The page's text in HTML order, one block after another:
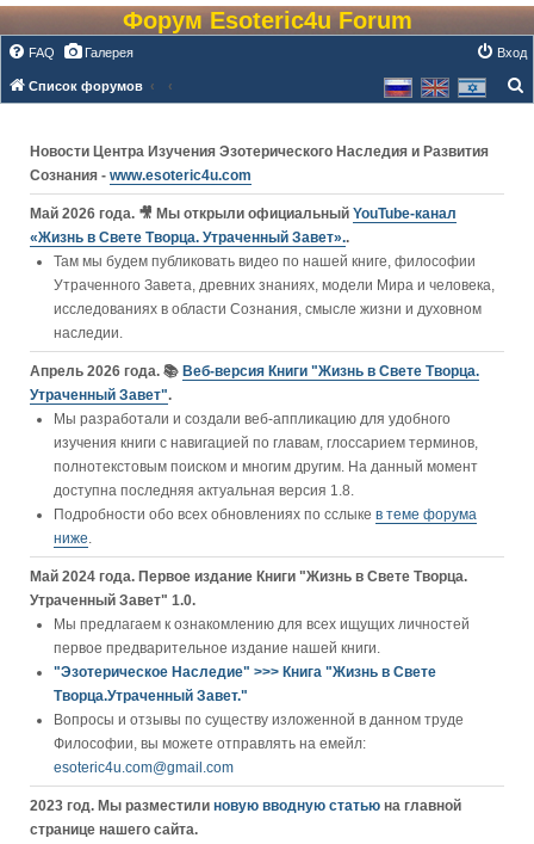
Форум Esoteric4u Forum
FAQ Галерея Вход
Список форумов
Новости Центра Изучения Эзотерического Наследия и Развития
Сознания - www.esoteric4u.com
Май 2026 года. 🎥 Мы открыли официальный YouTube‑канал
«Жизнь в Свете Творца. Утраченный Завет»..
Там мы будем публиковать видео по нашей книге, философии
Утраченного Завета, древних знаниях, модели Мира и человека,
исследованиях в области Сознания, смысле жизни и духовном
наследии.
Апрель 2026 года. 📚 Веб-версия Книги "Жизнь в Свете Творца.
Утраченный Завет".
Мы разработали и создали веб-аппликацию для удобного
изучения книги c навигацией по главам, глоссарием терминов,
полнотекстовым поиском и многим другим. На данный момент
доступна последняя актуальная версия 1.8.
Подробности обо всех обновлениях по сслыке в теме форума
ниже.
Май 2024 года. Первое издание Книги "Жизнь в Свете Творца.
Утраченный Завет" 1.0.
Мы предлагаем к ознакомлению для всех ищущих личностей
первое предварительное издание нашей книги.
"Эзотерическое Наследие" >>> Книга "Жизнь в Свете
Творца.Утраченный Завет."
Вопросы и отзывы по существу изложенной в данном труде
Философии, вы можете отправлять на емейл:
esoteric4u.com@gmail.com
2023 год. Мы разместили новую вводную статью на главной
странице нашего сайта.